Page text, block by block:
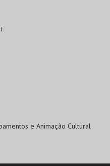
e Animação Cultural